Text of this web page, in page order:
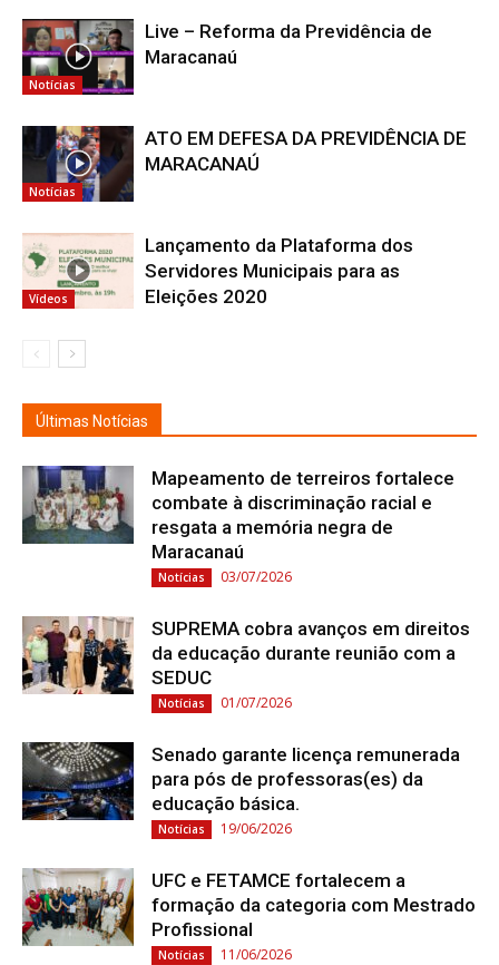
Notícias
Live – Reforma da Previdência de
Maracanaú
Notícias
ATO EM DEFESA DA PREVIDÊNCIA DE
MARACANAÚ
Vídeos
Lançamento da Plataforma dos
Servidores Municipais para as
Eleições 2020
Últimas Notícias
Mapeamento de terreiros fortalece
combate à discriminação racial e
resgata a memória negra de
Maracanaú
Notícias 03/07/2026
SUPREMA cobra avanços em direitos
da educação durante reunião com a
SEDUC
Notícias 01/07/2026
Senado garante licença remunerada
para pós de professoras(es) da
educação básica.
Notícias 19/06/2026
UFC e FETAMCE fortalecem a
formação da categoria com Mestrado
Profissional
Notícias 11/06/2026